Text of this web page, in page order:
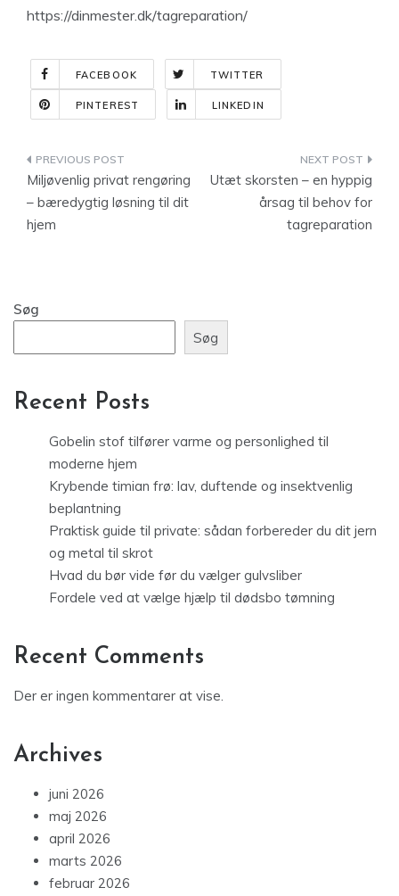
https://dinmester.dk/tagreparation/
FACEBOOK TWITTER
PINTEREST LINKEDIN
Indlægsnavigation
Miljøvenlig privat rengøring
– bæredygtig løsning til dit
hjem
Utæt skorsten – en hyppig
årsag til behov for
tagreparation
Søg
Søg
Recent Posts
Gobelin stof tilfører varme og personlighed til
moderne hjem
Krybende timian frø: lav, duftende og insektvenlig
beplantning
Praktisk guide til private: sådan forbereder du dit jern
og metal til skrot
Hvad du bør vide før du vælger gulvsliber
Fordele ved at vælge hjælp til dødsbo tømning
Recent Comments
Der er ingen kommentarer at vise.
Archives
juni 2026
maj 2026
april 2026
marts 2026
februar 2026